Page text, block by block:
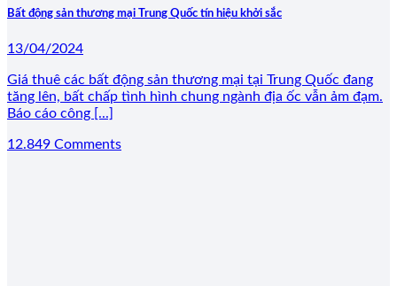
Bất động sản thương mại Trung Quốc tín hiệu khởi sắc
13/04/2024
Giá thuê các bất động sản thương mại tại Trung Quốc đang
tăng lên, bất chấp tình hình chung ngành địa ốc vẫn ảm đạm.
Báo cáo công [...]
12.849 Comments